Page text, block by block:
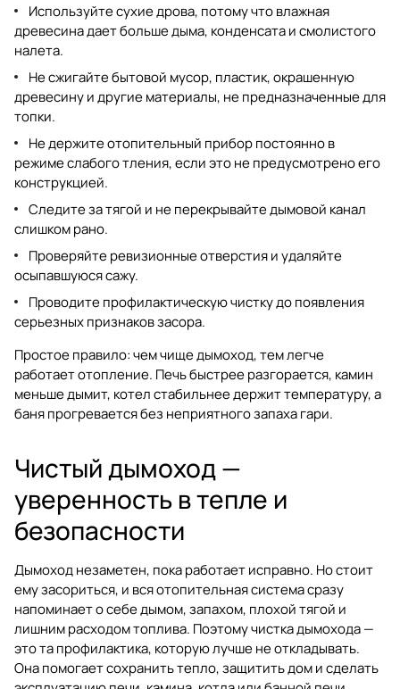
Используйте сухие дрова, потому что влажная
древесина дает больше дыма, конденсата и смолистого
налета.
Не сжигайте бытовой мусор, пластик, окрашенную
древесину и другие материалы, не предназначенные для
топки.
Не держите отопительный прибор постоянно в
режиме слабого тления, если это не предусмотрено его
конструкцией.
Следите за тягой и не перекрывайте дымовой канал
слишком рано.
Проверяйте ревизионные отверстия и удаляйте
осыпавшуюся сажу.
Проводите профилактическую чистку до появления
серьезных признаков засора.
Простое правило: чем чище дымоход, тем легче
работает отопление. Печь быстрее разгорается, камин
меньше дымит, котел стабильнее держит температуру, а
баня прогревается без неприятного запаха гари.
Чистый дымоход —
уверенность в тепле и
безопасности
Дымоход незаметен, пока работает исправно. Но стоит
ему засориться, и вся отопительная система сразу
напоминает о себе дымом, запахом, плохой тягой и
лишним расходом топлива. Поэтому чистка дымохода —
это та профилактика, которую лучше не откладывать.
Она помогает сохранить тепло, защитить дом и сделать